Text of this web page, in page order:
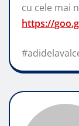
cu cele mai
https://